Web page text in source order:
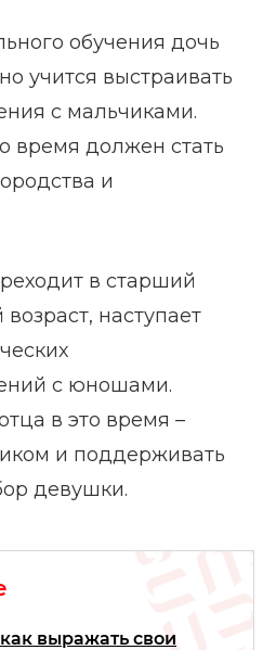
обучения дочь
учится выстраивать
с мальчиками.
время должен стать
и
в старший
наступает
с юношами.
в это время –
и поддерживать
девушки.
выражать свои